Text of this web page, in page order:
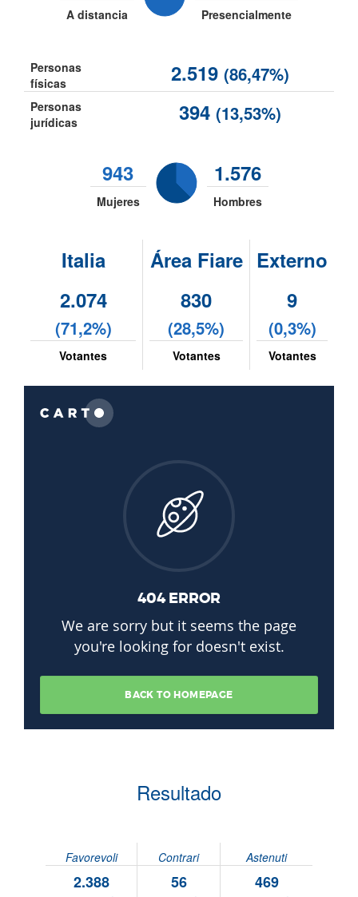
A distancia Presencialmente
Personas
físicas
2.519 (86,47%)
Personas
jurídicas
394 (13,53%)
943 1.576
Mujeres Hombres
Italia Área Fiare Externo
2.074
(71,2%)
Votantes
830
(28,5%)
Votantes
9
(0,3%)
Votantes
Resultado
Favorevoli Contrari Astenuti
2.388
56
469